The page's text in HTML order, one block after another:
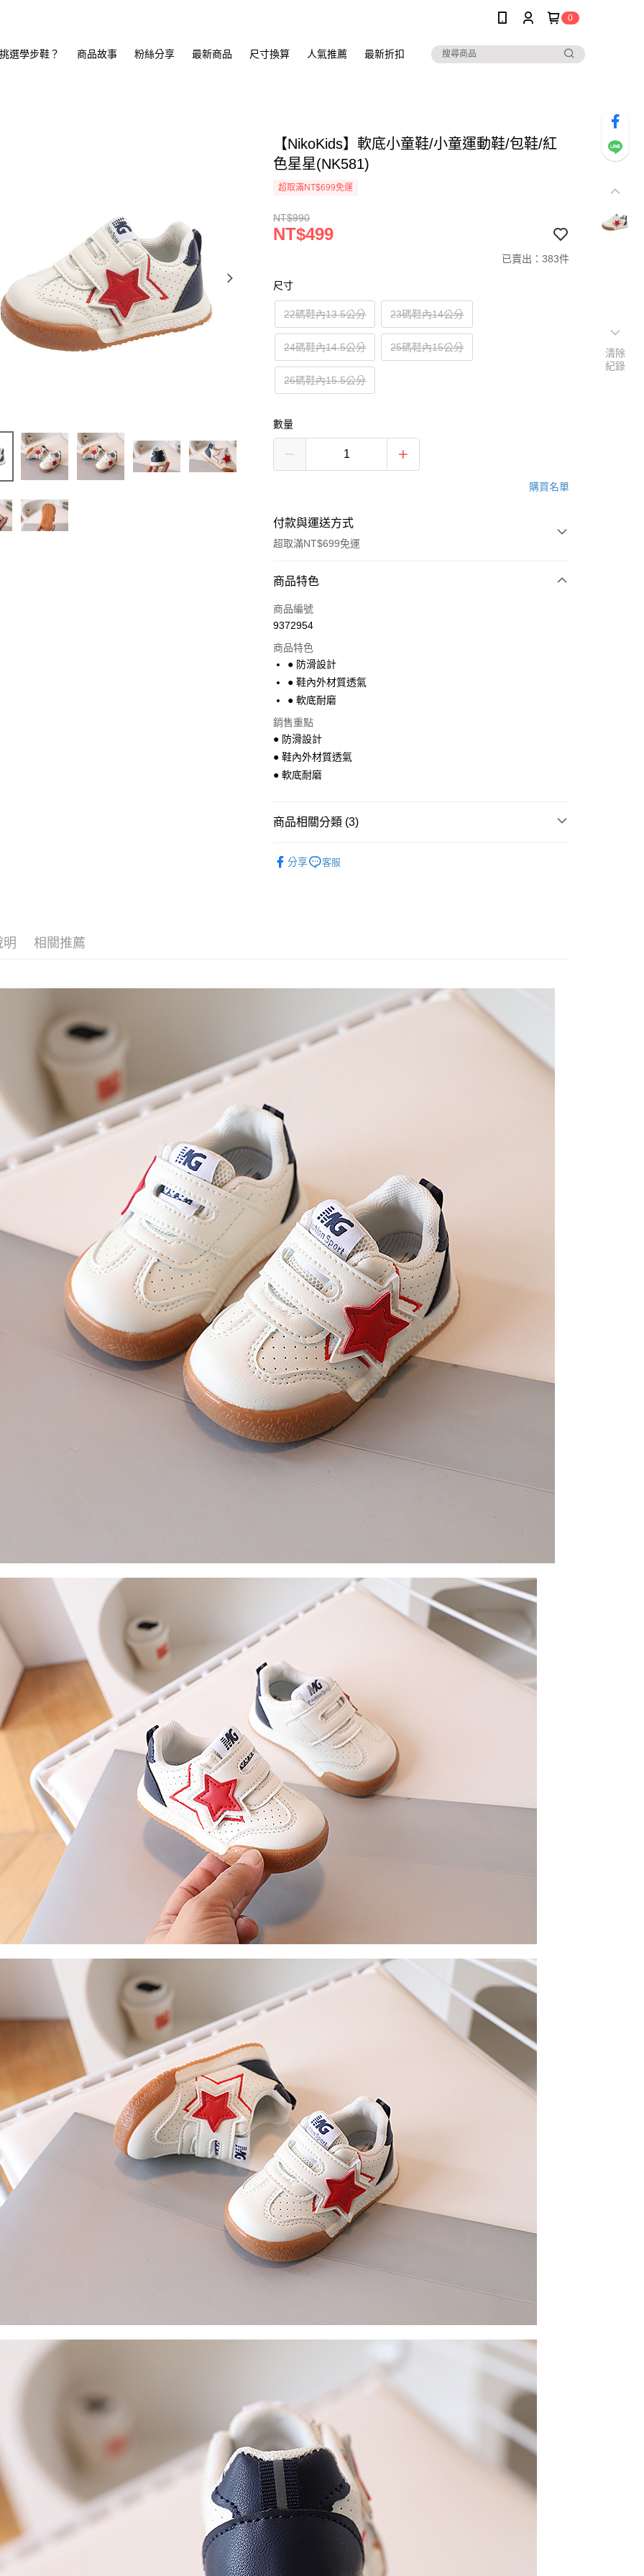
0
選學步鞋？ 商品故事 粉絲分享 最新商品 尺寸換算 人氣推薦 最新折扣
【NikoKids】軟底小童鞋/小童運動鞋/包鞋/紅
色星星(NK581)
超取滿NT$699免運
NT$990
NT$499
已賣出：383件
尺寸
22碼鞋內13.5公分 23碼鞋內14公分
24碼鞋內14.5公分 25碼鞋內15公分
26碼鞋內15.5公分
數量
購買名單
付款與運送方式
超取滿NT$699免運
付款方式
信用卡一次付款
Apple Pay
街口支付
運送方式
商品特色
商品編號
9372954
商品特色
● 防滑設計
● 鞋內外材質透氣
● 軟底耐磨
銷售重點
● 防滑設計
● 鞋內外材質透氣
● 軟底耐磨
商品相關分類 (3)
分享 客服
明 相關推薦
清除
紀錄